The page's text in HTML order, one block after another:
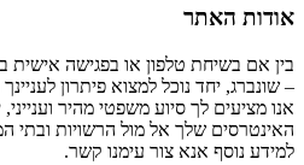
אודות האתר
בין אם בשיחת טלפון או בפגישה אישית
– שונברג, יחד נוכל למצוא פיתרון
אנו מציעים לך סיוע משפטי מהיר
האינטרסים שלך אל מול הרשויות ובתי
למידע נוסף אנא צור עימנו קשר.